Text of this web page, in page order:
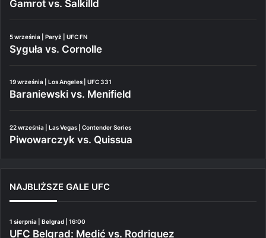
Gamrot vs. Salkilld
5 września | Paryż | UFC FN
Syguła vs. Cornolle
19 września | Los Angeles | UFC 331
Baraniewski vs. Menifield
22 września | Las Vegas | Contender Series
Piwowarczyk vs. Quissua
NAJBLIŻSZE GALE UFC
1 sierpnia | Belgrad | 16:00
UFC Belgrad: Medić vs. Rodriguez